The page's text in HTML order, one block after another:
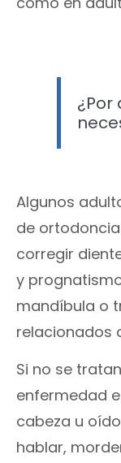
Algunos
de
corregir
y
mandíbula o
relacionados
Si no se
enfermedad
cabeza u
hablar,